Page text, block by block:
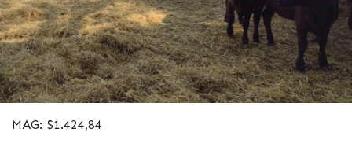
MAG: $1.424,84